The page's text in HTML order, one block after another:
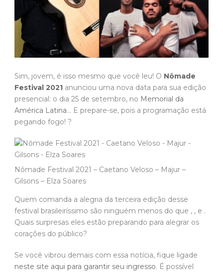
Sim, jovem, é isso mesmo que você leu! O Nômade
Festival 2021 anunciou uma nova data para sua edição
presencial: o dia 25 de setembro, no Memorial da
América Latina… E prepare-se, pois a programação está
pegando fogo! ?
Nômade Festival 2021 – Caetano Veloso – Majur –
Gilsons – Elza Soares
Quem comanda a alegria da terceira edição desse
festival brasileiríssimo são ninguém menos do que , , e .
Quais surpresas eles estão preparando para alegrar os
corações do público?
Se você vibrou demais com essa notícia, fique ligade
neste site aqui para garantir seu ingresso. É possível